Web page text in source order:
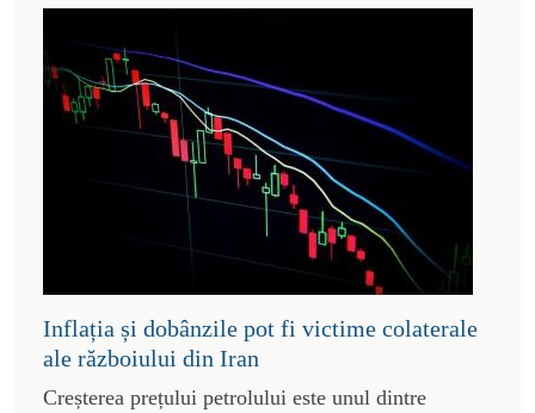
Inflația și dobânzile pot fi victime colaterale
ale războiului din Iran
Creșterea prețului petrolului este unul dintre